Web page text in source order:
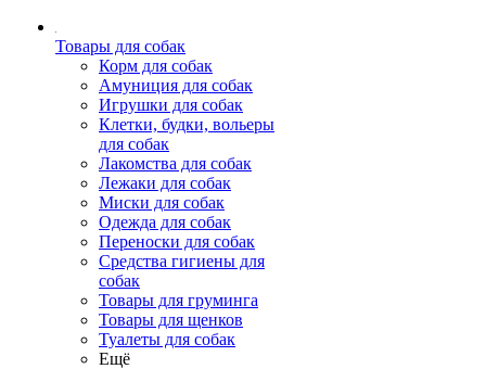
Товары для собак
Корм для собак
Амуниция для собак
Игрушки для собак
Клетки, будки, вольеры
для собак
Лакомства для собак
Лежаки для собак
Миски для собак
Одежда для собак
Переноски для собак
Средства гигиены для
собак
Товары для груминга
Товары для щенков
Туалеты для собак
Ещё